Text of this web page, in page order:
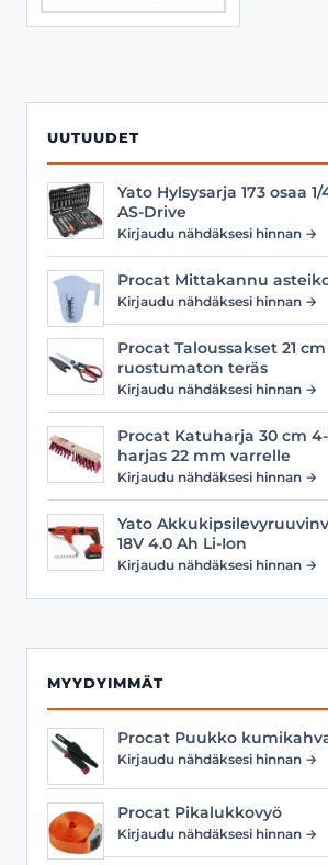
UUTUUDET
Yato Hylsysarja 173 osaa 1/
AS-Drive
Kirjaudu nähdäksesi hinnan →
Procat Mittakannu
Kirjaudu nähdäksesi hinnan →
Procat Taloussakset 21 cm
ruostumaton teräs
Kirjaudu nähdäksesi hinnan →
Procat Katuharja 30 cm
harjas 22 mm varrelle
Kirjaudu nähdäksesi hinnan →
Yato
18V 4.0 Ah Li-Ion
Kirjaudu nähdäksesi hinnan →
MYYDYIMMÄT
Procat Puukko
Kirjaudu nähdäksesi hinnan →
Procat Pikalukkovyö
Kirjaudu nähdäksesi hinnan →